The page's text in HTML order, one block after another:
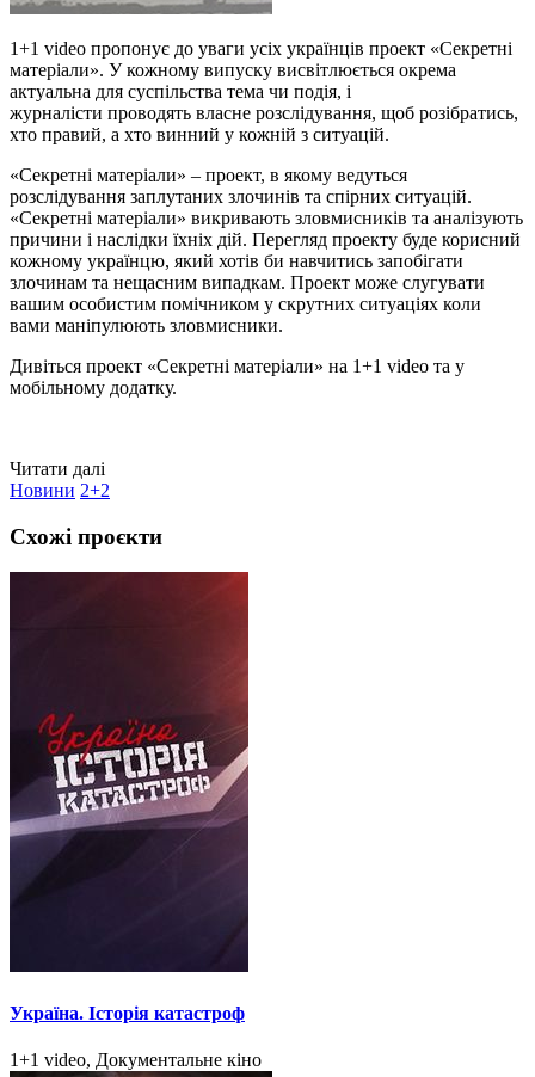
1+1 video пропонує до уваги усіх українців проект «Секретні
матеріали». У кожному випуску висвітлюється окрема
актуальна для суспільства тема чи подія, і
журналісти проводять власне розслідування, щоб розібратись,
хто правий, а хто винний у кожній з ситуацій.
«Секретні матеріали» – проект, в якому ведуться
розслідування заплутаних злочинів та спірних ситуацій.
«Секретні матеріали» викривають зловмисників та аналізують
причини і наслідки їхніх дій. Перегляд проекту буде корисний
кожному українцю, який хотів би навчитись запобігати
злочинам та нещасним випадкам. Проект може слугувати
вашим особистим помічником у скрутних ситуаціях коли
вами маніпулюють зловмисники.
Дивіться проект «Секретні матеріали» на 1+1 video та у
мобільному додатку.
Читати далі
Новини 2+2
Схожі проєкти
Україна. Історія катастроф
1+1 video, Документальне кіно